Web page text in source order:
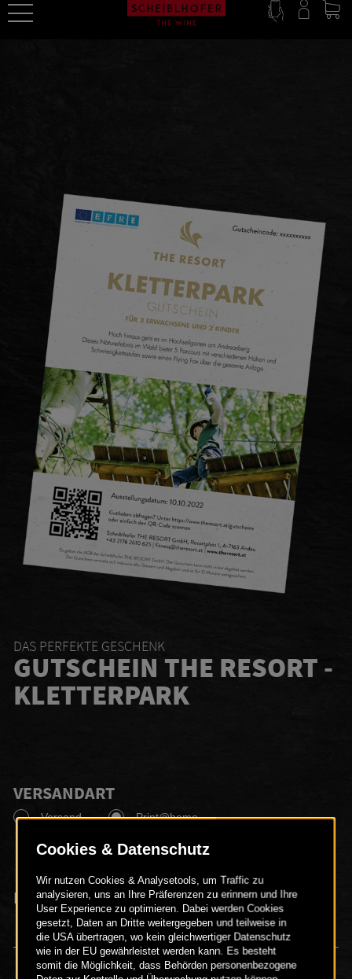
DAS PERFEKTE GESCHENK
GUTSCHEIN THE RESORT -
KLETTERPARK
VERSANDART
Versand Print@home
ERWACHSENE
2 Erwachsene